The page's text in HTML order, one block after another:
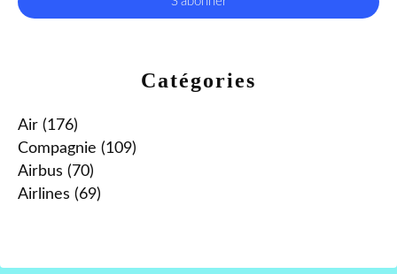
Catégories
Air (176)
Compagnie (109)
Airbus (70)
Airlines (69)